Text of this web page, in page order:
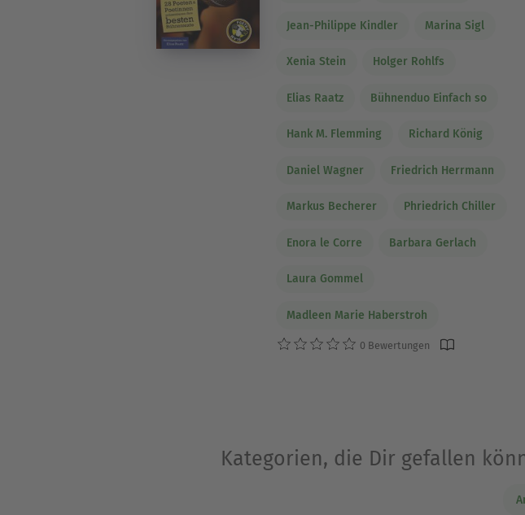
Jean-Philippe Kindler Marina Sigl
Xenia Stein Holger Rohlfs
Elias Raatz Bühnenduo Einfach so
Hank M. Flemming Richard König
Daniel Wagner Friedrich Herrmann
Markus Becherer Phriedrich Chiller
Enora le Corre Barbara Gerlach
Laura Gommel
Madleen Marie Haberstroh
0 Bewertungen
Kategorien, die Dir gefallen